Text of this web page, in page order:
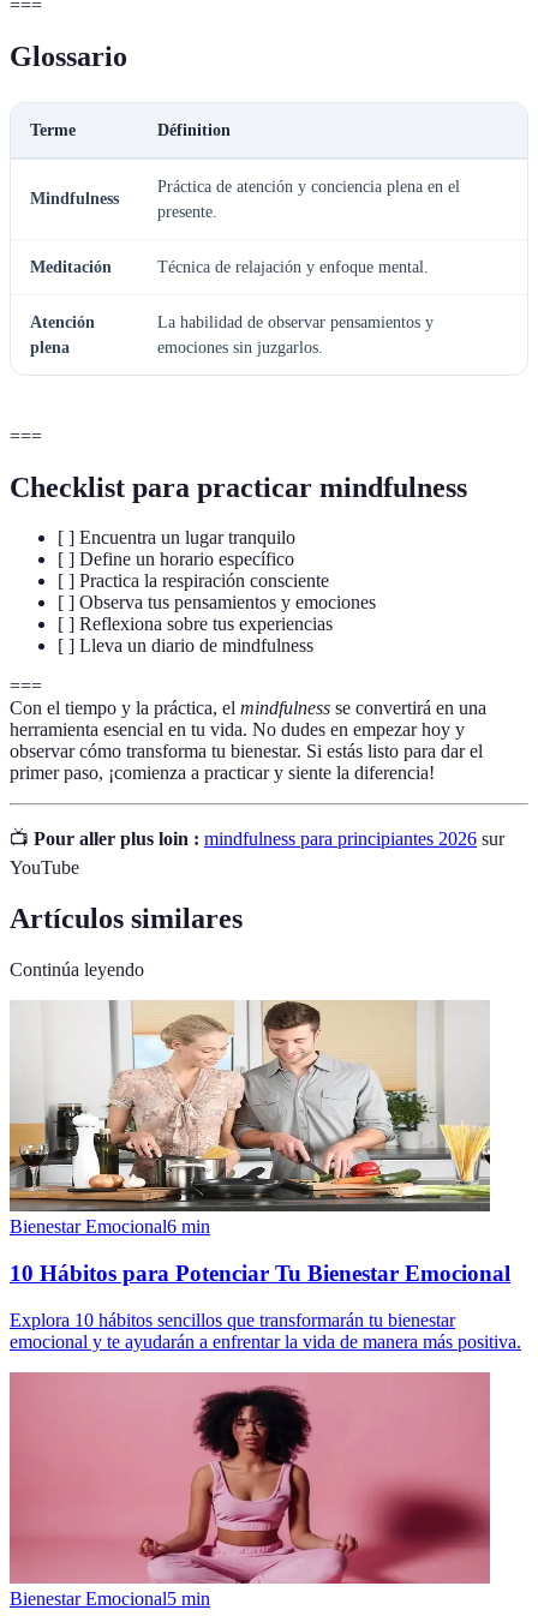
===
Glossario
Terme Définition
Mindfulness
Práctica de atención y conciencia plena en el
presente.
Meditación Técnica de relajación y enfoque mental.
Atención
plena
La habilidad de observar pensamientos y
emociones sin juzgarlos.
===
Checklist para practicar mindfulness
[ ] Encuentra un lugar tranquilo
[ ] Define un horario específico
[ ] Practica la respiración consciente
[ ] Observa tus pensamientos y emociones
[ ] Reflexiona sobre tus experiencias
[ ] Lleva un diario de mindfulness
===
Con el tiempo y la práctica, el mindfulness se convertirá en una
herramienta esencial en tu vida. No dudes en empezar hoy y
observar cómo transforma tu bienestar. Si estás listo para dar el
primer paso, ¡comienza a practicar y siente la diferencia!
📺 Pour aller plus loin : mindfulness para principiantes 2026 sur
YouTube
Artículos similares
Continúa leyendo
Bienestar Emocional6 min
10 Hábitos para Potenciar Tu Bienestar Emocional
Explora 10 hábitos sencillos que transformarán tu bienestar
emocional y te ayudarán a enfrentar la vida de manera más positiva.
Bienestar Emocional5 min